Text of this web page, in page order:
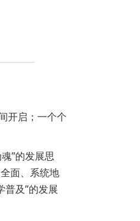
开启；一个个
”的发展思
面、系统地
普及”的发展